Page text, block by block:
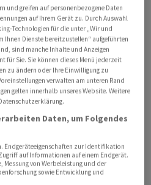
die Notenbanker
US-Inflation. Gleichzeitig
Fed-Mitglieder
bereits bei der
Juli konstant zu halten und
sich Analyst Christian Henke
Anleger noch nicht fest
der robusten
und greifen auf personenbezogene Daten
auf Ihrem Gerät zu. Durch Auswahl
Technologien für die unter „Wir und
Ihnen Dienste bereitzustellen“ aufgeführten
sind manche Inhalte und Anzeigen
für Sie. Sie können dieses Menü jederzeit
zu ändern oder Ihre Einwilligung zu
verwalten am unteren Rand
gelten innerhalb unseres Website. Weitere
Daten, um Folgendes
Endgeräteeigenschaften zur Identifikation
auf Informationen auf einem Endgerät.
von Werbeleistung und der
sowie Entwicklung und